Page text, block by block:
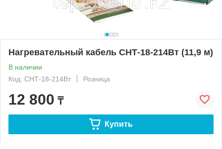
Нагревательный кабель СНТ-18-214Вт (11,9 м)
В наличии
Код: СНТ-18-214Вт
Розница
12 800 ₸
Купить